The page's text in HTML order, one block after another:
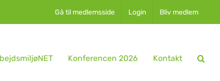
Gå til medlemsside Login Bliv medlem
Konferencen 2026 Kontakt